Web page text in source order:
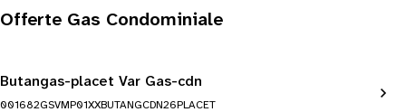
Offerte Gas Condominiale
Butangas-placet Var Gas-cdn
001682GSVMP01XXBUTANGCDN26PLACET